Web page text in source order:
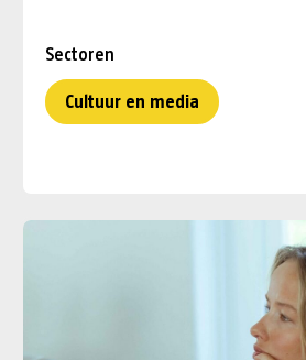
Sectoren
Cultuur en media